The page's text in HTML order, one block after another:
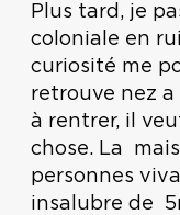
Plus tard, je
coloniale en
curiosité me
retrouve nez
à rentrer, il
chose. La
personnes
insalubre de